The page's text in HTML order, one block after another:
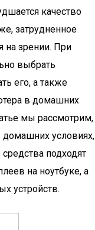
качество
затрудненное
на зрении. При
выбрать
его, а также
в домашних
мы рассмотрим,
условиях,
подходят
на ноутбуке, а
устройств.